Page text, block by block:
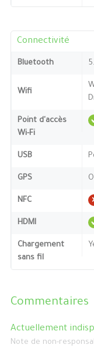
Connectivité
Bluetooth
Wifi
Point d'accès
Wi-Fi
USB
GPS
NFC
HDMI
Chargement
sans fil
Commentaires
Actuellement
Note de non-